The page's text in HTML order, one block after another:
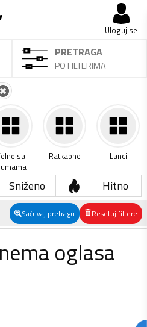
Uloguj se
PRETRAGA
PO FILTERIMA
sa
Ratkapne Lanci
Sniženo Hitno
Sačuvaj pretragu Resetuj filtere
oglasa